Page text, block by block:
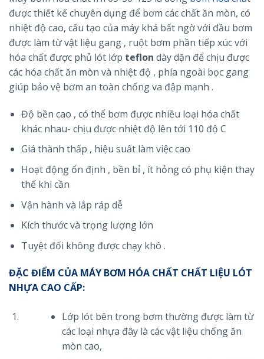
được thiết kế chuyên dụng để bơm các chất ăn mòn, có
nhiệt độ cao, cấu tạo của máy khá bất ngờ với đầu bơm
được làm từ vật liệu gang , ruột bơm phần tiếp xúc với
hóa chất được phủ lót lớp teflon dày dặn để chịu được
các hóa chất ăn mòn và nhiệt độ , phía ngoài bọc gang
giúp bảo vệ bơm an toàn chống va đập mạnh .
Độ bền cao , có thể bơm được nhiều loại hóa chất
khác nhau- chịu được nhiệt độ lên tới 110 độ C
Giá thành thấp , hiệu suất làm việc cao
Hoạt động ổn định , bền bỉ , ít hỏng có phụ kiện thay
thế khi cần
Vận hành và lắp ráp dễ
Kích thước và trọng lượng lớn
Tuyệt đối không được chạy khô .
ĐẶC ĐIỂM CỦA MÁY BƠM HÓA CHẤT CHẤT LIỆU LÓT
NHỰA CAO CẤP:
Lớp lót bên trong bơm thường được làm từ
các loại nhựa đây là các vật liệu chống ăn
mòn cao,